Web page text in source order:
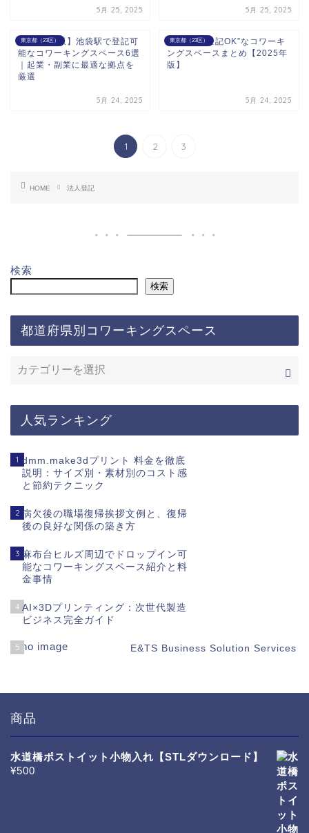
5月 25, 2025 5月 25, 2025
東京都（23区）
【2025年版】池袋駅で登記可
能なコワーキングスペース6選
｜起業・副業に最適な拠点を
厳選
5月 24, 2025
東京都（23区）
新宿駅で“登記OK”なコワーキ
ングスペースまとめ【2025年
版】
5月 24, 2025
1 2 3
HOME 法人登記
検索
検索
都道府県別コワーキングスペース
人気ランキング
1 dmm.make3dプリント 料金を徹底
説明：サイズ別・素材別のコスト感
と節約テクニック
2 病欠後の職場復帰挨拶文例と、復帰
後の良好な関係の築き方
3 麻布台ヒルズ周辺でドロップイン可
能なコワーキングスペース紹介と料
金事情
4 AI×3Dプリンティング：次世代製造
ビジネス完全ガイド
5 E&TS Business Solution Services
商品
水道橋ポストイット小物入れ【STLダウンロード】
¥500